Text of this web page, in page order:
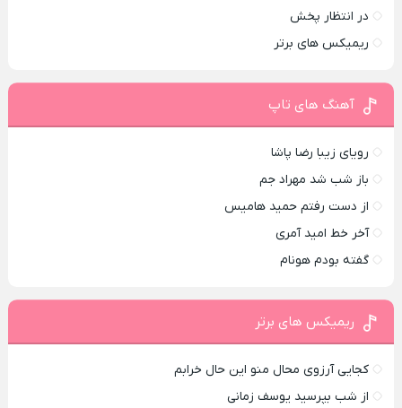
در انتظار پخش
ریمیکس های برتر
آهنگ های تاپ
رویای زیبا رضا پاشا
باز شب شد مهراد جم
از دست رفتم حمید هامیس
آخر خط امید آمری
گفته بودم هونام
ریمیکس های برتر
کجایی آرزوی محال منو این حال خرابم
از شب بپرسید یوسف زمانی